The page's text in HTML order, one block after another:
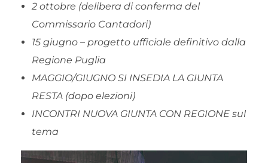
2 ottobre (delibera di conferma del
Commissario Cantadori)
15 giugno– progetto ufficiale definitivo dalla
Regione Puglia
MAGGIO/GIUGNO SI INSEDIA LA GIUNTA
RESTA (dopo elezioni)
INCONTRI NUOVA GIUNTA CON REGIONE sul
tema